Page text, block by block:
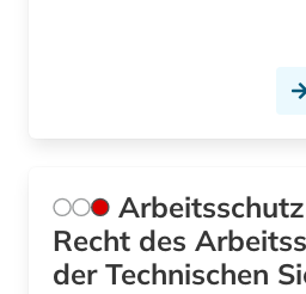
Recht des
der Technischen